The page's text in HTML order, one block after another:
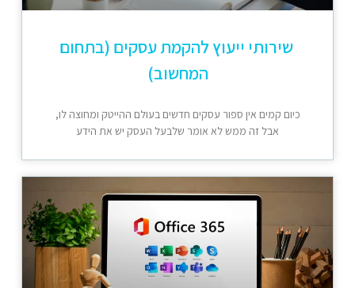
שירותי ייעוץ להקמת עסקים (בתחום
המחשוב)
כיום קמים אין ספור עסקים חדשים בעולם ההייטק ומחוצה לו,
אבל זה ממש לא אומר שלבעל העסק יש את הידע